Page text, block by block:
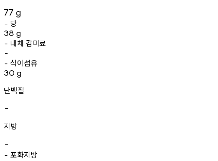
77 g
- 당
38 g
- 대체 감미료
-
- 식이섬유
30 g
단백질
-
지방
-
- 포화지방